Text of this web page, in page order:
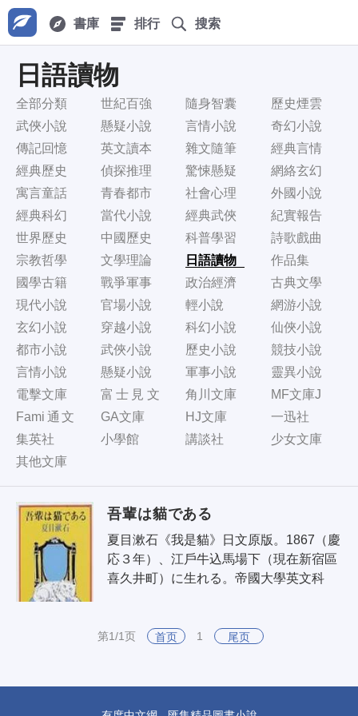
書庫 排行 搜索
日語讀物
全部分類 世紀百強 隨身智囊
歷史煙雲
武俠小說
懸疑小說 言情小說
奇幻小說
傳記回憶
英文讀本 雜文隨筆
經典言情
經典歷史
偵探推理 驚悚懸疑
網絡玄幻
寓言童話
青春都市 社會心理
外國小說
經典科幻
當代小說 經典武俠
紀實報告
世界歷史
中國歷史 科普學習
詩歌戲曲
宗教哲學
文學理論 日語讀物
作品集
國學古籍
戰爭軍事 政治經濟
古典文學
現代小說
官場小說 輕小說
網游小說
玄幻小說
穿越小說 科幻小說
仙俠小說
都市小說
武俠小說 歷史小說
競技小說
言情小說
懸疑小說 軍事小說
靈異小說
電擊文庫
富士見文
庫
角川文庫
MF文庫J
Fami通文
庫
GA文庫 HJ文庫
一迅社
集英社
小學館 講談社
少女文庫
其他文庫
吾輩は貓である
夏目漱石《我是貓》日文原版。1867（慶
応３年）、江戶牛込馬場下（現在新宿區
喜久井町）に生れる。帝國大學英文科
に..
第1/1页 首页 1 尾页